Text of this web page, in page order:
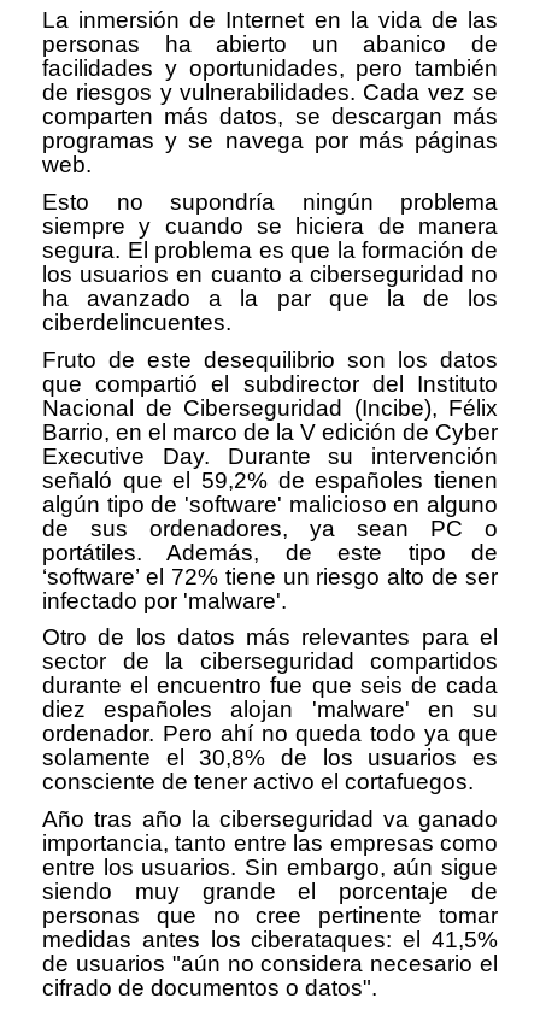
La inmersión de Internet en la vida de las
personas ha abierto un abanico de
facilidades y oportunidades, pero también
de riesgos y vulnerabilidades. Cada vez se
comparten más datos, se descargan más
programas y se navega por más páginas
web.
Esto no supondría ningún problema
siempre y cuando se hiciera de manera
segura. El problema es que la formación de
los usuarios en cuanto a ciberseguridad no
ha avanzado a la par que la de los
ciberdelincuentes.
Fruto de este desequilibrio son los datos
que compartió el subdirector del Instituto
Nacional de Ciberseguridad (Incibe), Félix
Barrio, en el marco de la V edición de Cyber
Executive Day. Durante su intervención
señaló que el 59,2% de españoles tienen
algún tipo de 'software' malicioso en alguno
de sus ordenadores, ya sean PC o
portátiles. Además, de este tipo de
‘software’ el 72% tiene un riesgo alto de ser
infectado por 'malware'.
Otro de los datos más relevantes para el
sector de la ciberseguridad compartidos
durante el encuentro fue que seis de cada
diez españoles alojan 'malware' en su
ordenador. Pero ahí no queda todo ya que
solamente el 30,8% de los usuarios es
consciente de tener activo el cortafuegos.
Año tras año la ciberseguridad va ganado
importancia, tanto entre las empresas como
entre los usuarios. Sin embargo, aún sigue
siendo muy grande el porcentaje de
personas que no cree pertinente tomar
medidas antes los ciberataques: el 41,5%
de usuarios "aún no considera necesario el
cifrado de documentos o datos".